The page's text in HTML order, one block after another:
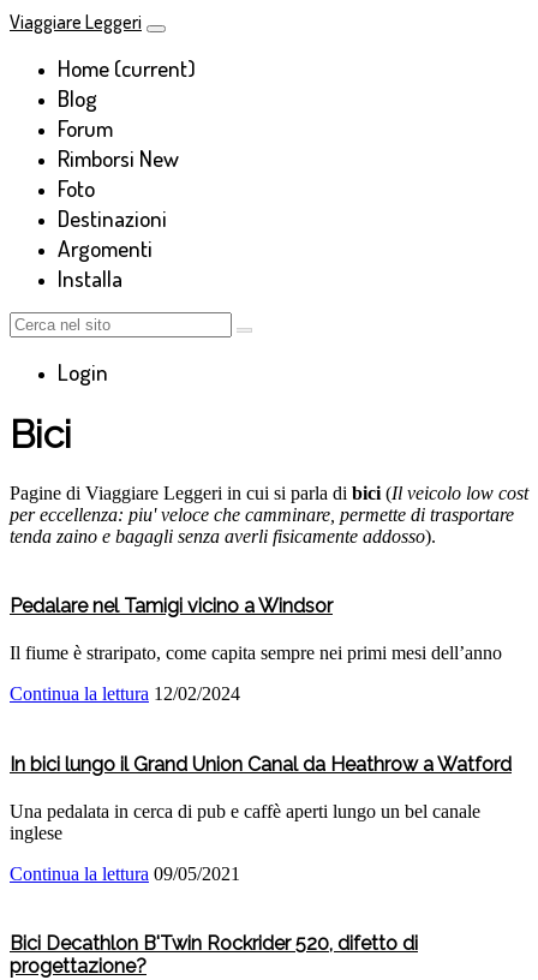
Viaggiare Leggeri
Home (current)
Blog
Forum
Rimborsi New
Foto
Destinazioni
Argomenti
Installa
Login
Bici
Pagine di Viaggiare Leggeri in cui si parla di bici (Il veicolo low cost
per eccellenza: piu' veloce che camminare, permette di trasportare
tenda zaino e bagagli senza averli fisicamente addosso).
Pedalare nel Tamigi vicino a Windsor
Il fiume è straripato, come capita sempre nei primi mesi dell’anno
Continua la lettura 12/02/2024
In bici lungo il Grand Union Canal da Heathrow a Watford
Una pedalata in cerca di pub e caffè aperti lungo un bel canale
inglese
Continua la lettura 09/05/2021
Bici Decathlon B'Twin Rockrider 520, difetto di
progettazione?